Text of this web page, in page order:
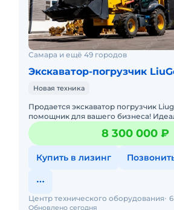
Самара и ещё 49 городов
Экскаватор-погрузчик
Новая техника
Продается экскаватор погрузчик
помощник для вашего бизнеса!
для строительства, сельского
коммунального и дорожного с
8 300 000 ₽
Купить в лизинг
Обновлено сегодня
Центр технического оборудования